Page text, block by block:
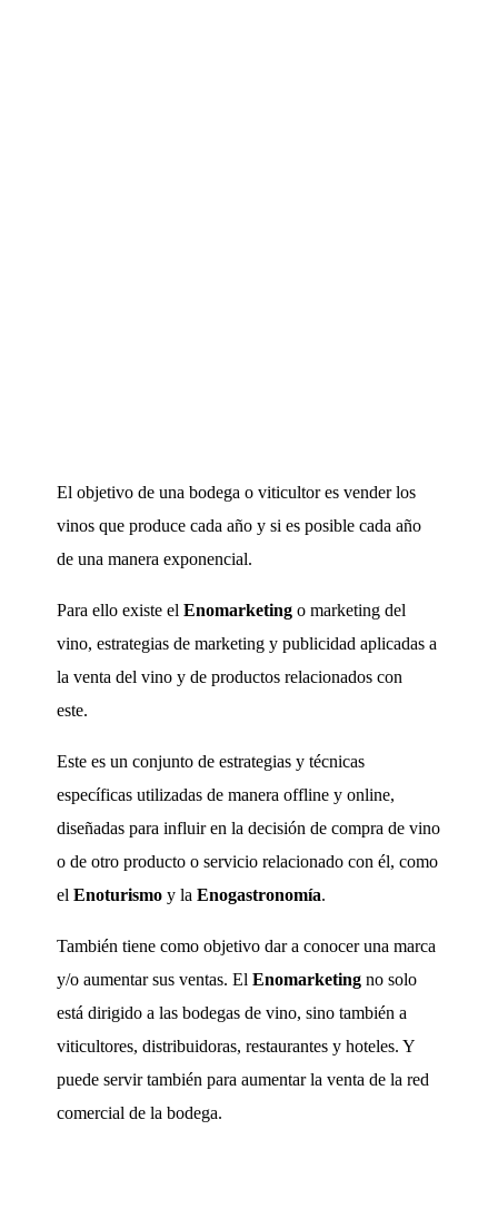
El objetivo de una bodega o viticultor es vender los
vinos que produce cada año y si es posible cada año
de una manera exponencial.
Para ello existe elEnomarketing o marketing del
vino, estrategias de marketing y publicidad aplicadas a
la venta del vino y de productos relacionados con
este.
Este es un conjunto de estrategias y técnicas
específicas utilizadas de manera offline y online,
diseñadas para influir en la decisión de compra de vino
o de otro producto o servicio relacionado con él, como
elEnoturismo y laEnogastronomía.
También tiene como objetivo dar a conocer una marca
y/o aumentar sus ventas. ElEnomarketing no solo
está dirigido a las bodegas de vino, sino también a
viticultores, distribuidoras, restaurantes y hoteles. Y
puede servir también para aumentar la venta de la red
comercial de la bodega.